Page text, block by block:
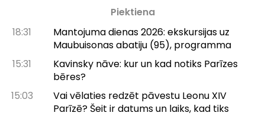
Piektiena
18:31
Mantojuma dienas 2026: ekskursijas uz
Maubuisonas abatiju (95), programma
15:31
Kavinsky nāve: kur un kad notiks Parīzes
bēres?
15:03
Vai vēlaties redzēt pāvestu Leonu XIV
Parīzē? Šeit ir datums un laiks, kad tiks